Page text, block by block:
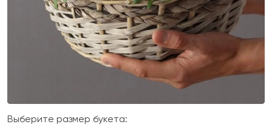
Выберите размер букета: